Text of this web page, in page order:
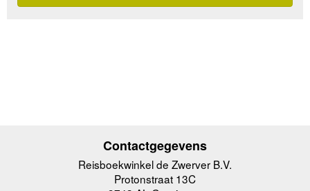
Contactgegevens
Reisboekwinkel de Zwerver B.V.
Protonstraat 13C